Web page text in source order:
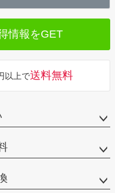
へ
情報をGET
以上で送料無料